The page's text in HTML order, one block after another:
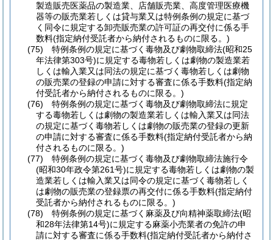
製造販売医薬品の製造業、店舗販売業、高度管理医療機
器等の販売業若しくは貸与業又は特例条例の規定に基づ
く同令に規定する卸売販売業の許可証の再交付に係る手
数料(指定納付受託者から納付されるものに限る。)
(75)
特例条例の規定に基づく毒物及び劇物取締法(昭和25
年法律第303号)に規定する毒物若しくは劇物の製造業若
しくは輸入業又は同法の規定に基づく毒物若しくは劇物
の販売業の登録の申請に対する審査に係る手数料(指定納
付受託者から納付されるものに限る。)
(76)
特例条例の規定に基づく毒物及び劇物取締法に規定
する毒物若しくは劇物の製造業若しくは輸入業又は同法
の規定に基づく毒物若しくは劇物の販売業の登録の更新
の申請に対する審査に係る手数料(指定納付受託者から納
付されるものに限る。)
(77)
特例条例の規定に基づく毒物及び劇物取締法施行令
(昭和30年政令第261号)に規定する毒物若しくは劇物の製
造業若しくは輸入業又は同令の規定に基づく毒物若しく
は劇物の販売業の登録票の再交付に係る手数料(指定納付
受託者から納付されるものに限る。)
(78)
特例条例の規定に基づく麻薬及び向精神薬取締法(昭
和28年法律第14号)に規定する麻薬小売業者の免許の申
請に対する審査に係る手数料(指定納付受託者から納付さ